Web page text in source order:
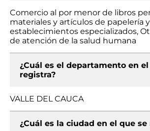
Comercio al por menor de libros
materiales y artículos de papelería
establecimientos especializados,
de atención de la salud humana
¿Cuál es el departamento en
registra?
VALLE DEL CAUCA
¿Cuál es la ciudad en el que se